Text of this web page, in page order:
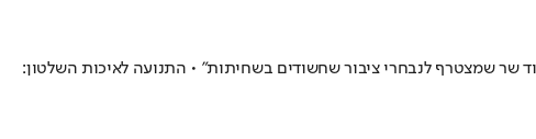
שר שמצטרף לנבחרי ציבור שחשודים בשחיתות" • התנועה לאיכות השלטון: